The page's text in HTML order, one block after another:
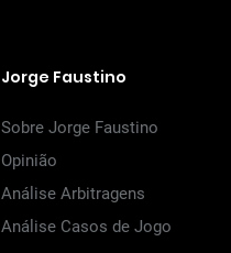
Jorge Faustino
Sobre Jorge Faustino
Opinião
Análise Arbitragens
Análise Casos de Jogo